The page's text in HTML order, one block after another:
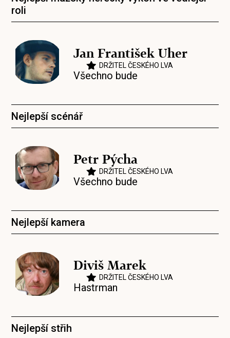
roli
Jan František Uher
DRŽITEL ČESKÉHO LVA
Všechno bude
Nejlepší scénář
Petr Pýcha
DRŽITEL ČESKÉHO LVA
Všechno bude
Nejlepší kamera
Diviš Marek
DRŽITEL ČESKÉHO LVA
Hastrman
Nejlepší střih